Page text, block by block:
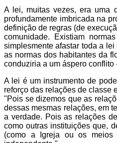
A lei, muitas vezes, era uma
profundamente imbricada na
definição de regras (de
comunidade. Existiam
simplesmente afastar toda a
as normas dos habitantes da
conduziria a um áspero conflito
A lei é um instrumento de
reforço das relações de classe
"Pois se dizemos que as
dessas mesmas relações, em
a verdade. Pois as relações
como outras instituições que,
(como a Igreja ou os meios